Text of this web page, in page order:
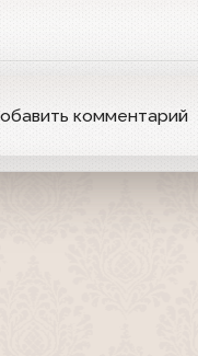
комментарий